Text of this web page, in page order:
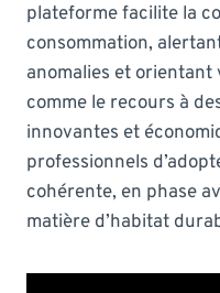
plateforme facilite la
consommation,
anomalies et orientant
comme le recours à
innovantes et
professionnels
cohérente, en phase
matière d’habitat